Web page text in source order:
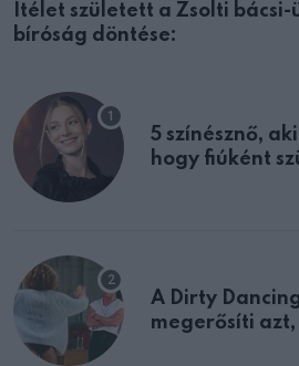
Ítélet született a Zsolti
bíróság döntése:
5 színésznő,
hogy fiúként
A Dirty
megerősíti